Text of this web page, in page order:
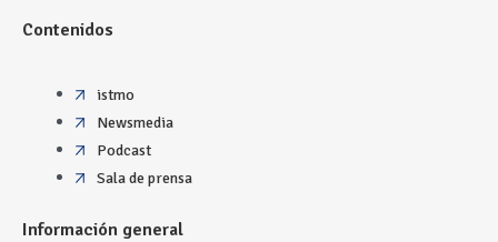
Contenidos
istmo
Newsmedia
Podcast
Sala de prensa
Información general